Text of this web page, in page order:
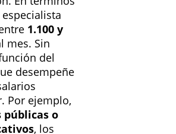
1.100 y
mes. Sin
del
desempeñe
Por ejemplo,
públicas o
, los